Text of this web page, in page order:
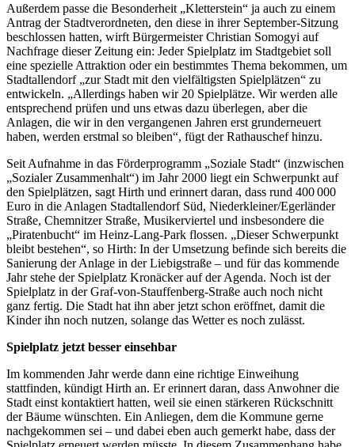
Außerdem passe die Besonderheit „Kletterstein“ ja auch zu einem
Antrag der Stadtverordneten, den diese in ihrer September-Sitzung
beschlossen hatten, wirft Bürgermeister Christian Somogyi auf
Nachfrage dieser Zeitung ein: Jeder Spielplatz im Stadtgebiet soll
eine spezielle Attraktion oder ein bestimmtes Thema bekommen, um
Stadtallendorf „zur Stadt mit den vielfältigsten Spielplätzen“ zu
entwickeln. „Allerdings haben wir 20 Spielplätze. Wir werden alle
entsprechend prüfen und uns etwas dazu überlegen, aber die
Anlagen, die wir in den vergangenen Jahren erst grunderneuert
haben, werden erstmal so bleiben“, fügt der Rathauschef hinzu.
Seit Aufnahme in das Förderprogramm „Soziale Stadt“ (inzwischen
„Sozialer Zusammenhalt“) im Jahr 2000 liegt ein Schwerpunkt auf
den Spielplätzen, sagt Hirth und erinnert daran, dass rund 400 000
Euro in die Anlagen Stadtallendorf Süd, Niederkleiner/Egerländer
Straße, Chemnitzer Straße, Musikerviertel und insbesondere die
„Piratenbucht“ im Heinz-Lang-Park flossen. „Dieser Schwerpunkt
bleibt bestehen“, so Hirth: In der Umsetzung befinde sich bereits die
Sanierung der Anlage in der Liebigstraße – und für das kommende
Jahr stehe der Spielplatz Kronäcker auf der Agenda. Noch ist der
Spielplatz in der Graf-von-Stauffenberg-Straße auch noch nicht
ganz fertig. Die Stadt hat ihn aber jetzt schon eröffnet, damit die
Kinder ihn noch nutzen, solange das Wetter es noch zulässt.
Spielplatz jetzt besser einsehbar
Im kommenden Jahr werde dann eine richtige Einweihung
stattfinden, kündigt Hirth an. Er erinnert daran, dass Anwohner die
Stadt einst kontaktiert hatten, weil sie einen stärkeren Rückschnitt
der Bäume wünschten. Ein Anliegen, dem die Kommune gerne
nachgekommen sei – und dabei eben auch gemerkt habe, dass der